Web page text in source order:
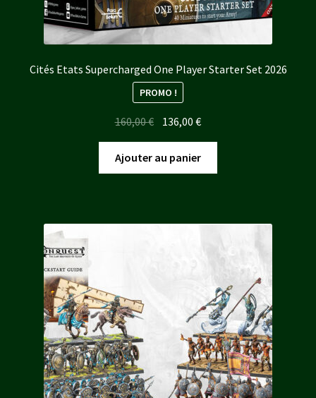
Cités Etats Supercharged One Player Starter Set 2026
PROMO !
160,00€ Le
initial
était :
136,00€Le
actuel
est :
Ajouter au panier